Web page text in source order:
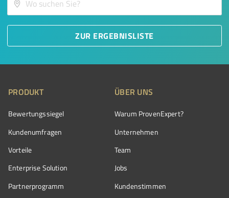
ZUR ERGEBNISLISTE
PRODUKT
Bewertungssiegel
Kundenumfragen
Vorteile
Enterprise Solution
Partnerprogramm
ÜBER UNS
Warum ProvenExpert?
Unternehmen
Team
Jobs
Kundenstimmen